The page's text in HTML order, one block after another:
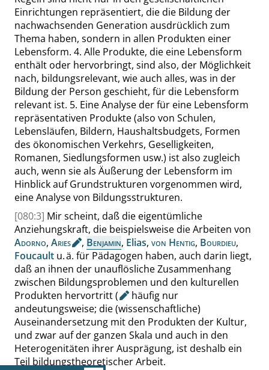
Einrichtungen repräsentiert, die die Bildung der
nachwachsenden Generation ausdrücklich zum
Thema haben, sondern in allen Produkten einer
Lebensform. 4. Alle Produkte, die eine Lebensform
enthält oder hervorbringt, sind also, der Möglichkeit
nach, bildungsrelevant, wie auch alles, was in der
Bildung der Person geschieht, für die Lebensform
relevant ist. 5. Eine Analyse der für eine Lebensform
repräsentativen Produkte (also von Schulen,
Lebensläufen, Bildern, Haushaltsbudgets, Formen
des ökonomischen Verkehrs, Geselligkeiten,
Romanen, Siedlungsformen usw.) ist also zugleich
auch, wenn sie als Äußerung der Lebensform im
Hinblick auf Grundstrukturen vorgenommen wird,
eine Analyse von Bildungsstrukturen.
[080:3] Mirscheint, daß die eigentümliche
Anziehungskraft, die beispielsweise die Arbeiten von
Adorno, Aries , Benjamin, Elias, von Hentig, Bourdieu,
Foucault u. ä. für Pädagogen haben, auch darin liegt,
daß an ihnen der unauflösliche Zusammenhang
zwischen Bildungsproblemen und den kulturellen
Produkten hervortritt(
häufig nur
andeutungsweise; die (wissenschaftliche)
Auseinandersetzung mit den Produkten der Kultur,
und zwar auf der ganzen Skala und auch in den
Heterogenitäten ihrer Ausprägung, ist deshalb ein
Teil bildungstheoretischer Arbeit.